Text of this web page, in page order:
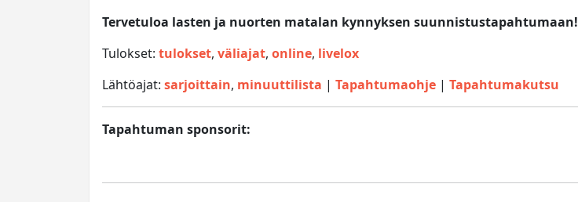
Tervetuloa lasten ja nuorten matalan kynnyksen suunnistustapahtumaan!
Tulokset: tulokset, väliajat, online, livelox
Lähtöajat: sarjoittain, minuuttilista | Tapahtumaohje | Tapahtumakutsu
Tapahtuman sponsorit: